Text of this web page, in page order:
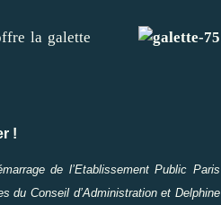
la galette
!
de l’Etablissement Public Paris
du Conseil d’Administration et Delphine